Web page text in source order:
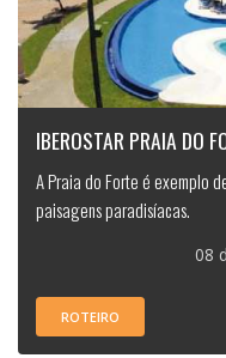
IBEROSTAR PRAIA DO
A Praia do Forte é exemplo
paisagens paradisíacas.
08
ROTEIRO